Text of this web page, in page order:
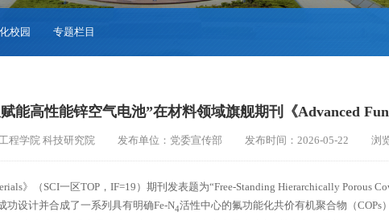
校园 专题栏目
能高性能锌空气电池”在材料领域旗舰期刊《Advanced
程学院 科技研究院 发布单位：党委宣传部 发布时间：2026-05-22 浏
》（SCI一区TOP，IF=19）期刊发表题为“Free-Standing Hierarchically Porous
功设计并合成了一系列具有明确Fe-N4活性中心的氟功能化共价有机聚合物（COPs